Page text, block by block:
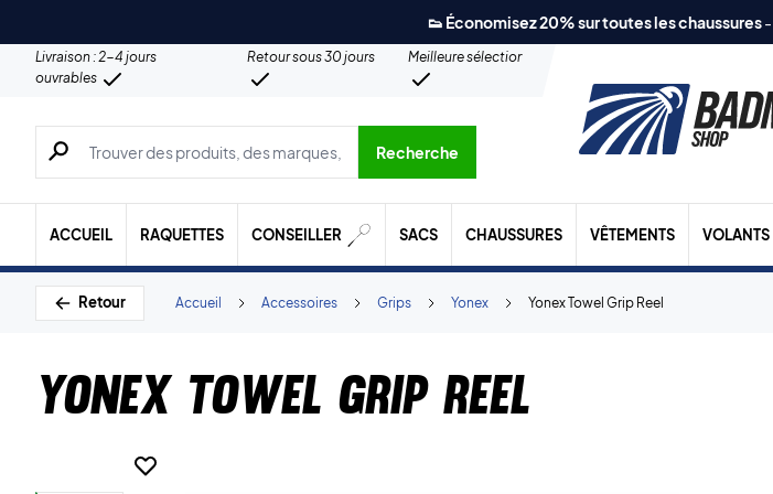
👟 Économisez 20% sur toutes les chaussures-
Livraison : 2-4 jours
ouvrables
Retour sous 30 jours
Meilleure sélection
Recherche de produits, de marques, etc.
Recherche
ACCUEIL RAQUETTES CONSEILLER SACS CHAUSSURES VÊTEMENTS VOLANTS
Retour Yonex Towel Grip Reel
Yonex
Grips
Accessoires
Accueil
Yonex Towel Grip Reel